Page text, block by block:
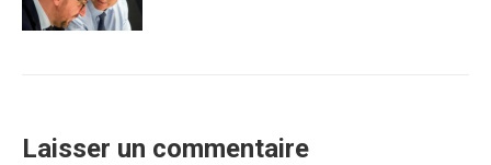
Laisser un commentaire